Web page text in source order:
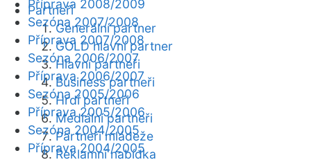
Partneři
Generální partner
GOLD hlavní partner
Hlavní partneři
Business partneři
Hrdí partneři
Mediální partneři
Partneři mládeže
Reklamní nabídka
Příprava 2008/2009
Sezóna 2007/2008
Příprava 2007/2008
Sezóna 2006/2007
Příprava 2006/2007
Sezóna 2005/2006
Příprava 2005/2006
Sezóna 2004/2005
Příprava 2004/2005